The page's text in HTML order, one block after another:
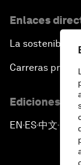
Enlaces
La
Carreras
Ediciones en
EN ▪ES▪中文▪ 日